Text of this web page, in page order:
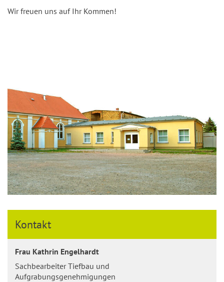
Wir freuen uns auf Ihr Kommen!
Kontakt
Frau Kathrin Engelhardt
Sachbearbeiter Tiefbau und
Aufgrabungsgenehmigungen